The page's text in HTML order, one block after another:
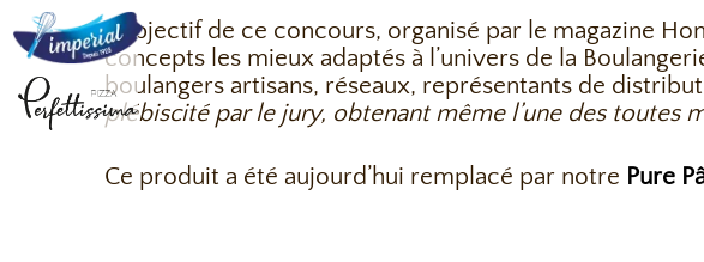
L’objectif de ce concours, organisé par le magazine
concepts les mieux adaptés à l’univers de la
boulangers artisans, réseaux, représentants de
plébiscité par le jury, obtenant même l’une des toutes
Ce produit a été aujourd’hui remplacé par notre Pure